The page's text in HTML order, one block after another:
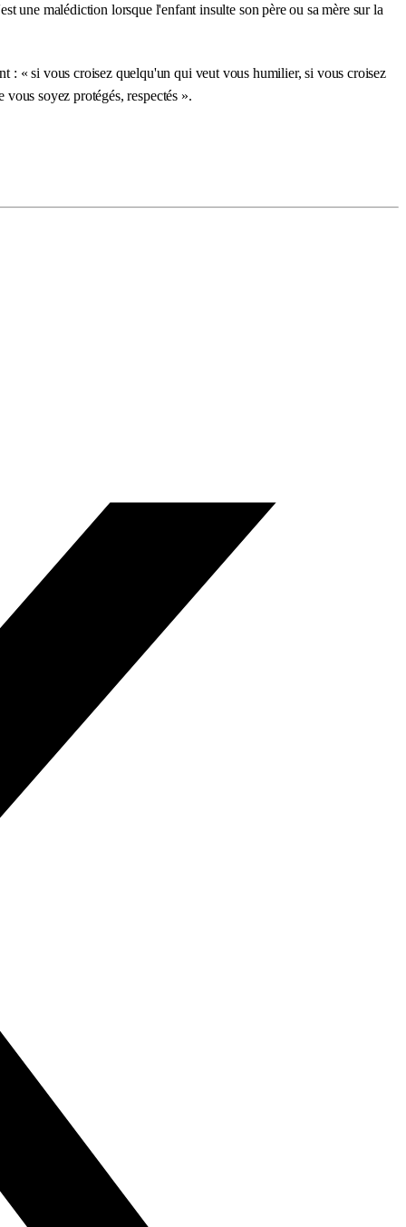
une malédiction lorsque l'enfant insulte son père ou sa mère sur la
: « si vous croisez quelqu'un qui veut vous humilier, si vous croisez
soyez protégés, respectés ».